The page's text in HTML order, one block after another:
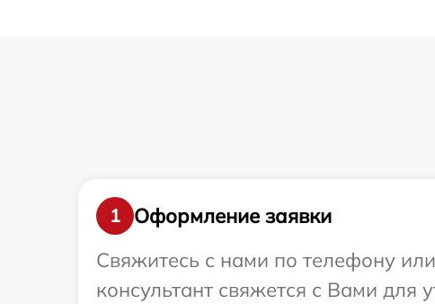
1
Оформление заявки
Свяжитесь с нами по телефону
консультант свяжется с Вами для